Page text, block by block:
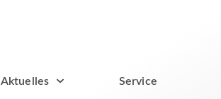
Aktuelles Service